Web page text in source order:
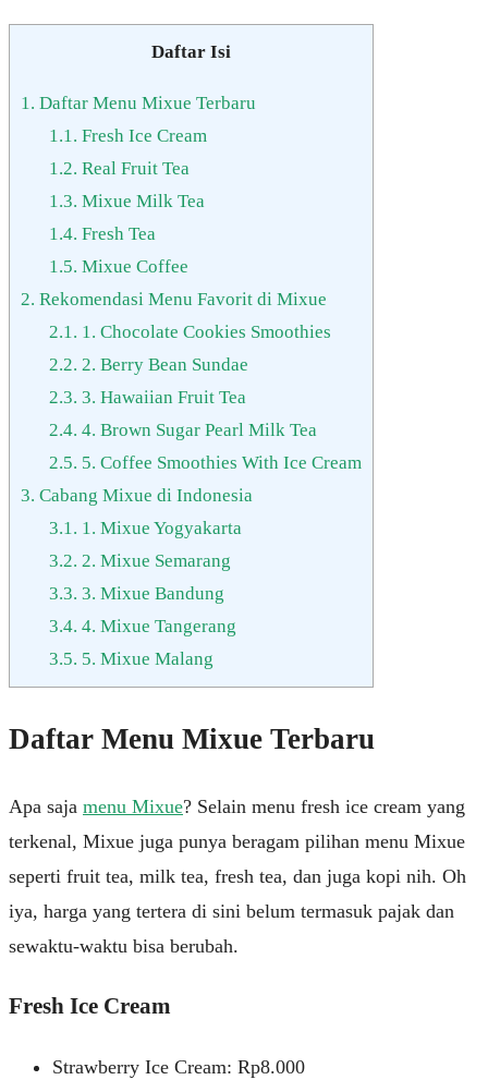
Daftar Isi
1. Daftar Menu Mixue Terbaru
1.1. Fresh Ice Cream
1.2. Real Fruit Tea
1.3. Mixue Milk Tea
1.4. Fresh Tea
1.5. Mixue Coffee
2. Rekomendasi Menu Favorit di Mixue
2.1. 1. Chocolate Cookies Smoothies
2.2. 2. Berry Bean Sundae
2.3. 3. Hawaiian Fruit Tea
2.4. 4. Brown Sugar Pearl Milk Tea
2.5. 5. Coffee Smoothies With Ice Cream
3. Cabang Mixue di Indonesia
3.1. 1. Mixue Yogyakarta
3.2. 2. Mixue Semarang
3.3. 3. Mixue Bandung
3.4. 4. Mixue Tangerang
3.5. 5. Mixue Malang
Daftar Menu Mixue Terbaru
Apa saja menu Mixue? Selain menu fresh ice cream yang
terkenal, Mixue juga punya beragam pilihan menu Mixue
seperti fruit tea, milk tea, fresh tea, dan juga kopi nih. Oh
iya, harga yang tertera di sini belum termasuk pajak dan
sewaktu-waktu bisa berubah.
Fresh Ice Cream
Strawberry Ice Cream: Rp8.000